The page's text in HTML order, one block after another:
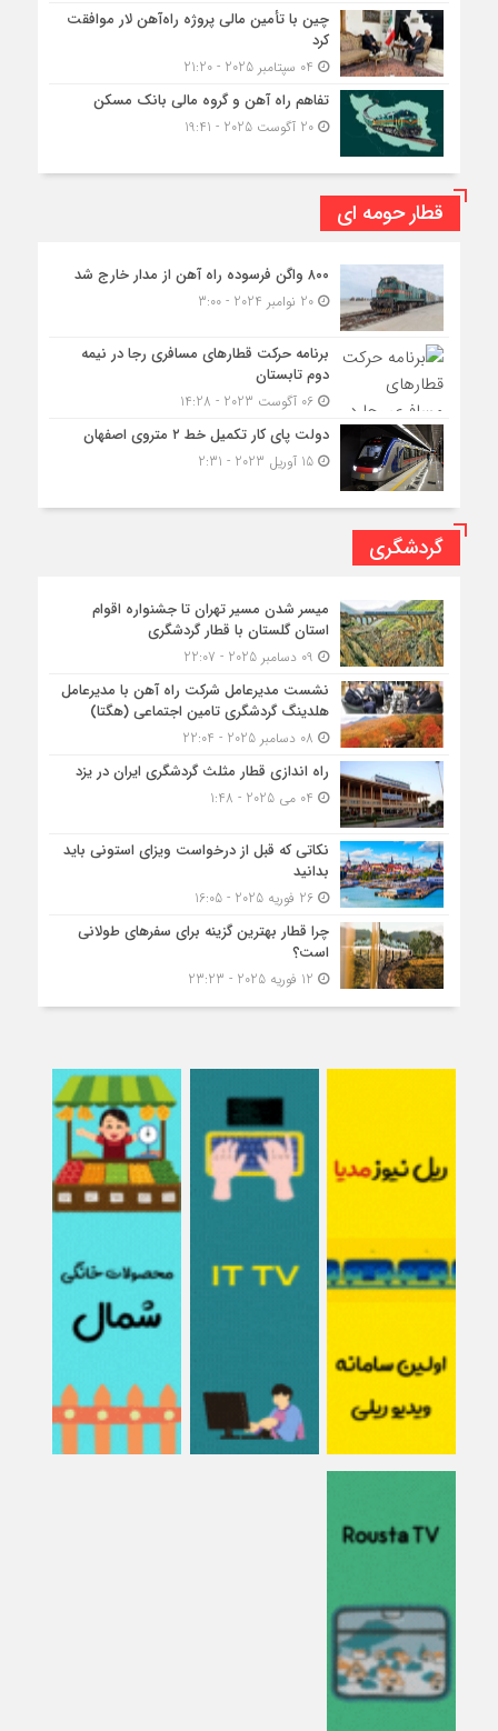
چین با تأمین مالی پروژه راه‌آهن لار موافقت
کرد
تفاهم راه آهن و گروه مالی بانک مسکن
20 آگوست 2025 - 19:41
قطار حومه ای
۸۰۰ واگن فرسوده راه آهن از مدار خارج شد
20 نوامبر 2024 - 3:00
برنامه حرکت قطارهای مسافری رجا در نیمه
دوم تابستان
06 آگوست 2023 - 14:28
دولت پای کار تکمیل خط ۲ متروی اصفهان
15 آوریل 2023 - 2:31
گردشگری
میسر شدن مسیر تهران تا جشنواره اقوام
استان گلستان با قطار گردشگری
نشست مدیرعامل شرکت راه آهن با مدیرعامل
هلدینگ گردشگری تامین اجتماعی (هگتا)
راه اندازی قطار مثلث گردشگری ایران در یزد
نکاتی که قبل از درخواست ویزای استونی باید
بدانید
26 فوریه 2025 - 16:05
چرا قطار بهترین گزینه برای سفرهای طولانی
است؟